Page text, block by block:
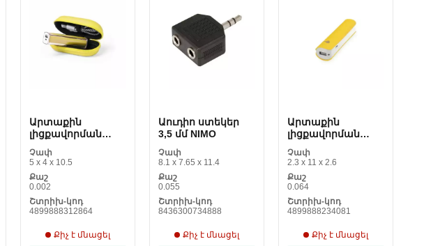
Արտաքին
լիցքավորման
144966
Չափ
5 x 4 x 10.5
Քաշ
0.002
Շտրիխ-կոդ
4899888312864
Քիչ է մնացել
Աուդիո ստեկեր
3,5 մմ NIMO
Չափ
8.1 x 7.65 x 11.4
Քաշ
0.055
Շտրիխ-կոդ
8436300734888
Քիչ է մնացել
Արտաքին
լիցքավորման
144741
Չափ
2.3 x 11 x 2.6
Քաշ
0.064
Շտրիխ-կոդ
4899888234081
Քիչ է մնացել